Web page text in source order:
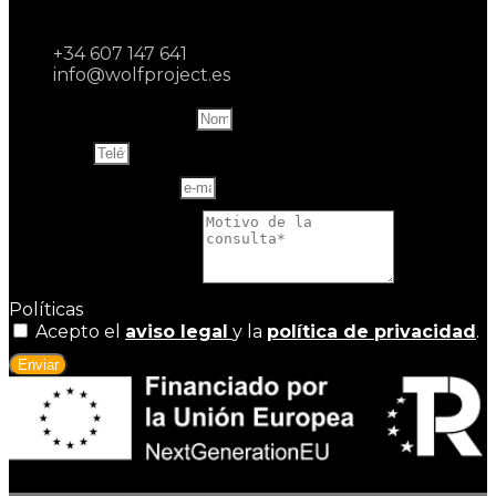
+34 607 147 641
info@wolfproject.es
Políticas
Acepto el aviso legal y la política de privacidad.
Enviar